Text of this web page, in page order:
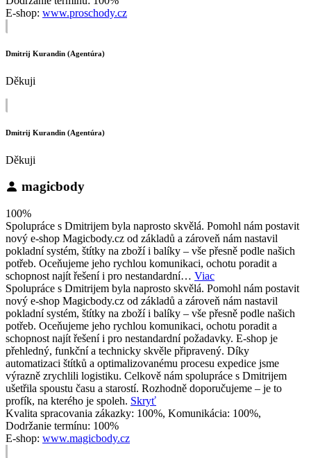
E-shop: www.proschody.cz
Dmitrij Kurandin (Agentúra)
Děkuji
Dmitrij Kurandin (Agentúra)
Děkuji
magicbody
100%
Spolupráce s Dmitrijem byla naprosto skvělá. Pomohl nám postavit
nový e-shop Magicbody.cz od základů a zároveň nám nastavil
pokladní systém, štítky na zboží i balíky – vše přesně podle našich
potřeb. Oceňujeme jeho rychlou komunikaci, ochotu poradit a
schopnost najít řešení i pro nestandardní… Viac
Spolupráce s Dmitrijem byla naprosto skvělá. Pomohl nám postavit
nový e-shop Magicbody.cz od základů a zároveň nám nastavil
pokladní systém, štítky na zboží i balíky – vše přesně podle našich
potřeb. Oceňujeme jeho rychlou komunikaci, ochotu poradit a
schopnost najít řešení i pro nestandardní požadavky. E-shop je
přehledný, funkční a technicky skvěle připravený. Díky
automatizaci štítků a optimalizovanému procesu expedice jsme
výrazně zrychlili logistiku. Celkově nám spolupráce s Dmitrijem
ušetřila spoustu času a starostí. Rozhodně doporučujeme – je to
profík, na kterého je spoleh. Skryť
Kvalita spracovania zákazky: 100%, Komunikácia: 100%,
Dodržanie termínu: 100%
E-shop: www.magicbody.cz